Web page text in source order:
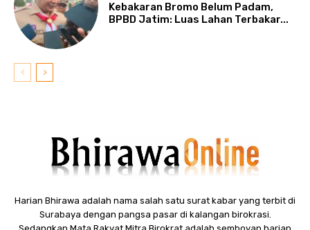
Kebakaran Bromo Belum Padam,
BPBD Jatim: Luas Lahan Terbakar...
Harian Bhirawa adalah nama salah satu surat kabar yang terbit di
Surabaya dengan pangsa pasar di kalangan birokrasi.